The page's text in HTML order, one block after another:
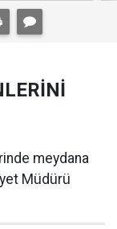
meydana
Müdürü